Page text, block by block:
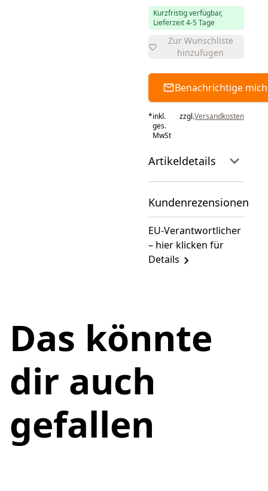
Kurzfristig verfügbar,
Lieferzeit 4-5 Tage
Zur Wunschliste
hinzufügen
Benachrichtige mich
*inkl.
ges.
MwSt
zzgl.Versandkosten
Artikeldetails
Kundenrezensionen
EU-Verantwortlicher
– hier klicken für
Details
Das könnte
dir auch
gefallen